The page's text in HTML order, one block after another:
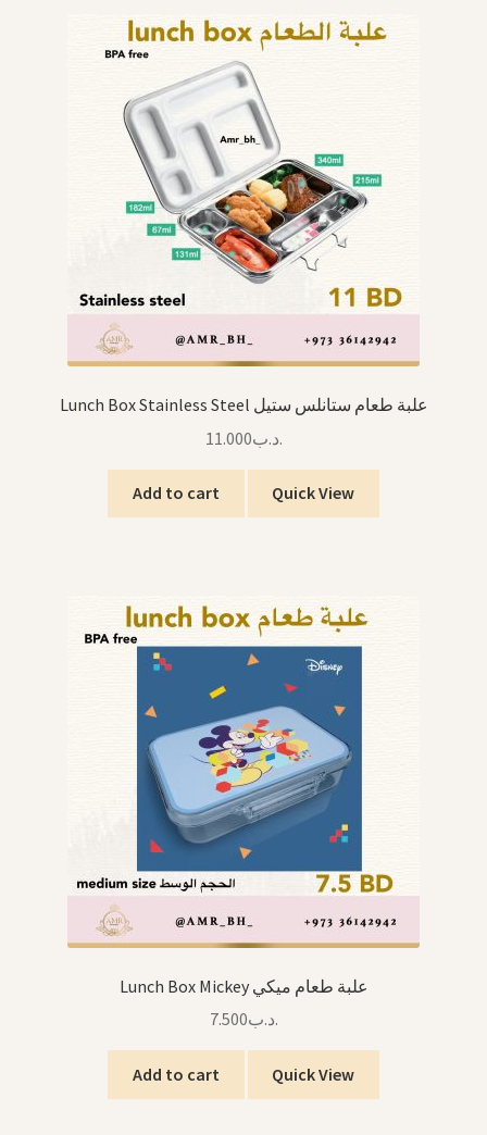
Arabic Language اللغة العربية
National Day العيد الوطني
STATIONARY القرطاسية
Birthdays أعياد الميلاد
Organizers قسم التنظيم
Giveaways التوزيعات
Lunch Box Stainless Steel علبة طعام ستانلس ستيل
.د.ب11.000
Add to cart Quick View
Lunch Box Mickey علبة طعام ميكي
.د.ب7.500
Add to cart Quick View